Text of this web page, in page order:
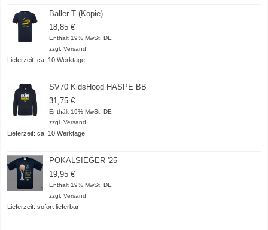
Baller T (Kopie)
18,85€
Enthält 19% MwSt. DE
zzgl.Versand
Lieferzeit: ca. 10 Werktage
SV70 KidsHood HASPE BB
31,75€
Enthält 19% MwSt. DE
zzgl.Versand
Lieferzeit: ca. 10 Werktage
POKALSIEGER '25
19,95€
Enthält 19% MwSt. DE
zzgl.Versand
Lieferzeit: sofort lieferbar